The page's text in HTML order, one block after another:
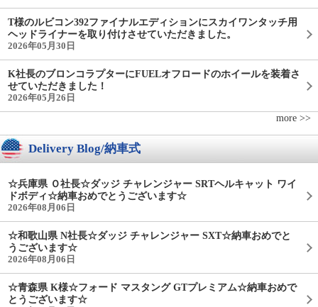
T様のルビコン392ファイナルエディションにスカイワンタッチ用
ヘッドライナーを取り付けさせていただきました。
2026年05月30日
K社長のブロンコラプターにFUELオフロードのホイールを装着さ
せていただきました！
2026年05月26日
more >>
Delivery Blog/納車式
☆兵庫県 Ｏ社長☆ダッジ チャレンジャー SRTヘルキャット ワイ
ドボディ☆納車おめでとうございます☆
2026年08月06日
☆和歌山県 N社長☆ダッジ チャレンジャー SXT☆納車おめでと
うございます☆
2026年08月06日
☆青森県 K様☆フォード マスタング GTプレミアム☆納車おめで
とうございます☆